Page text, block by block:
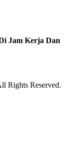
Jam Kerja Dan
Rights Reserved.